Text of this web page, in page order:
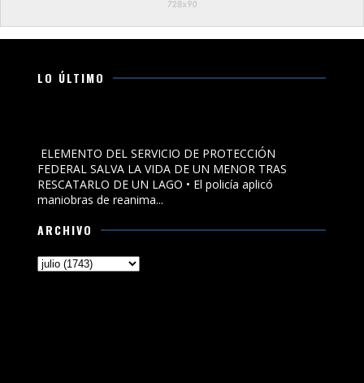
LO ÚLTIMO
ELEMENTO DEL SERVICIO DE PROTECCIÓN
FEDERAL SALVA LA VIDA DE UN MENOR TRAS
RESCATARLO DE UN LAGO • El policía aplicó
maniobras de reanima...
ARCHIVO